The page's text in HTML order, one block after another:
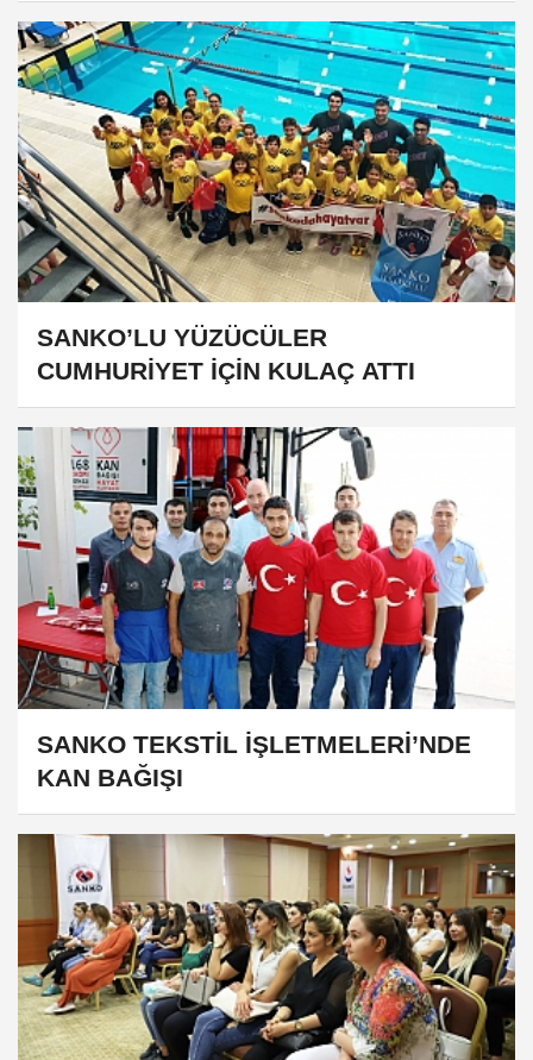
SANKO’LU YÜZÜCÜLER
CUMHURİYET İÇİN KULAÇ ATTI
SANKO TEKSTİL İŞLETMELERİ’NDE
KAN BAĞIŞI